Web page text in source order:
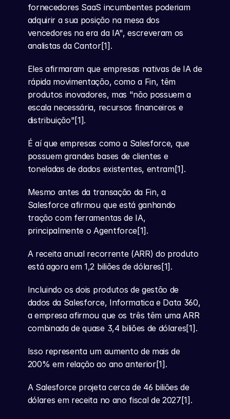
fornecedores SaaS incumbentes poderiam
adquirir a sua posição na mesa dos
vencedores na era da IA", escreveram os
analistas da Cantor[1].
Eles afirmaram que empresas nativas de IA de
rápida movimentação, como a Fin, têm
produtos inovadores, mas "não possuem a
escala necessária, recursos financeiros e
distribuição"[1].
É aí que empresas como a Salesforce, que
possuem grandes bases de clientes e
toneladas de dados existentes, entram[1].
Mesmo antes da transação da Fin, a
Salesforce afirmou que está ganhando
tração com ferramentas de IA,
principalmente o Agentforce[1].
A receita anual recorrente (ARR) do produto
está agora em 1,2 biliões de dólares[1].
Incluindo os dois produtos de gestão de
dados da Salesforce, Informatica e Data 360,
a empresa afirmou que os três têm uma ARR
combinada de quase 3,4 biliões de dólares[1].
Isso representa um aumento de mais de
200% em relação ao ano anterior[1].
A Salesforce projeta cerca de 46 biliões de
dólares em receita no ano fiscal de 2027[1].